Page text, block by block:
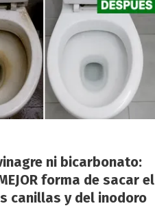
ni bicarbonato:
forma de sacar el
canillas y del inodoro